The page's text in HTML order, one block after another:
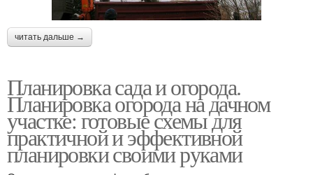
читать дальше →
Планировка сада и огорода.
Планировка огорода на дачном
участке: готовые схемы для
практичной и эффективной
планировки своими руками